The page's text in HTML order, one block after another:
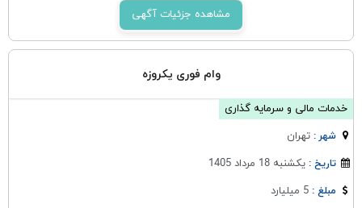
مشاهده جزئیات آگهی
وام فوری یکروزه
خدمات مالی و سرمایه گذاری
شهر :تهران
تاریخ :یکشنبه 18 مرداد 1405
مبلغ :5 میلیارد